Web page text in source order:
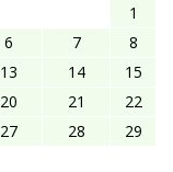
1
6 7
8
13 14
15
20 21
22
27 28
29